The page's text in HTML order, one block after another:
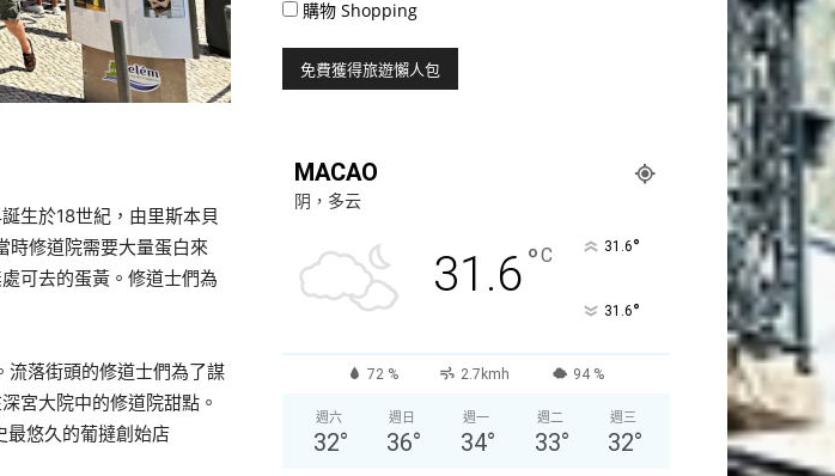
生於18世紀，由里斯本貝
修道院需要大量蛋白來
可去的蛋黃。修道士們為
落街頭的修道士們為了謀
宮大院中的修道院甜點。
最悠久的葡撻創始店
購物 Shopping
MACAO
阴，多云
31.6°C 31.6°
31.6°
72 % 2.7kmh 94 %
週六
32°
週日
36°
週一
34°
週二
33°
週三
32°